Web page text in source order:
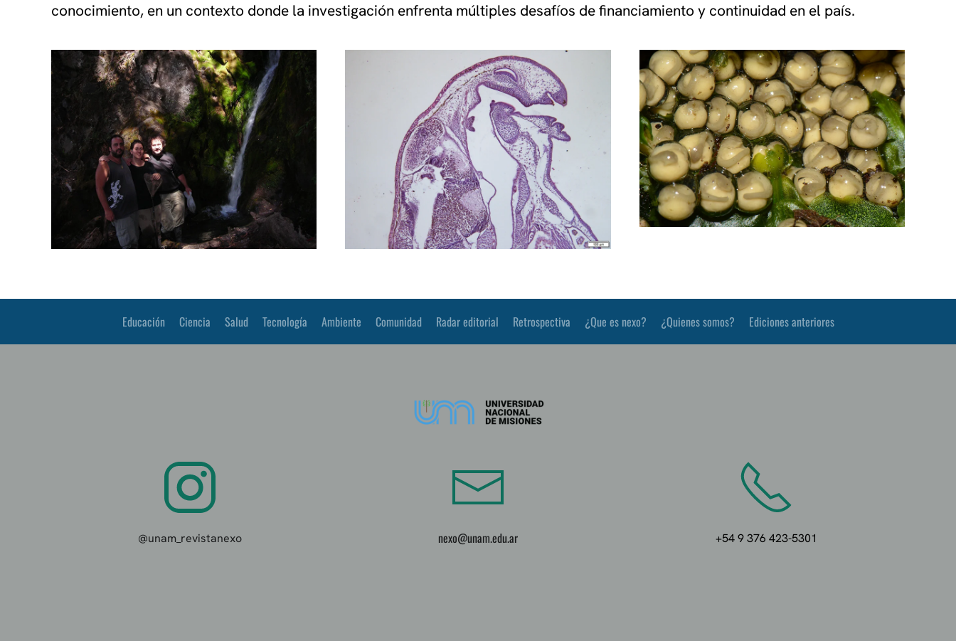
conocimiento, en un contexto donde la investigación enfrenta múltiples desafíos de financiamiento y continuidad en el país.
Educación Ciencia Salud Tecnología Ambiente Comunidad Radar editorial Retrospectiva ¿Que es nexo? ¿Quienes somos? Ediciones anteriores
@unam_revistanexo nexo@unam.edu.ar +54 9 376 423-5301